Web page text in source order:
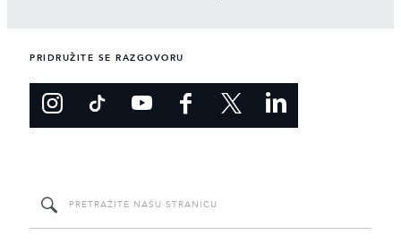
PRIDRUŽITE SE RAZGOVORU